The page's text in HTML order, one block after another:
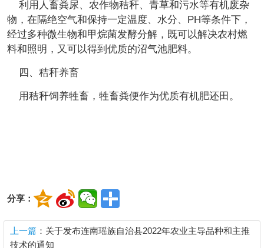
利用人畜粪尿、农作物秸秆、青草和污水等有机废杂
物，在隔绝空气和保持一定温度、水分、PH等条件下，
经过多种微生物和甲烷菌发酵分解，既可以解决农村燃
料和照明，又可以得到优质的沼气池肥料。
四、秸秆养畜
用秸秆饲养牲畜，牲畜粪便作为优质有机肥还田。
分享：
上一篇 ：关于发布连南瑶族自治县2022年农业主导品种和主推
技术的通知